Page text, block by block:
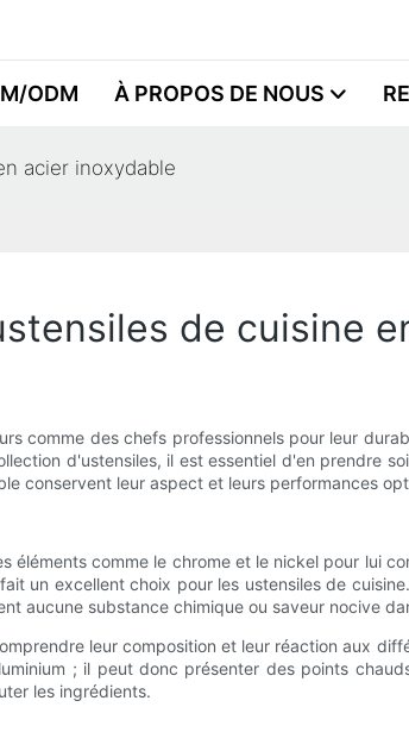
ODM À PROPOS DE NOUS
acier inoxydable
de cuisine
comme des chefs professionnels pour leur
d'ustensiles, il est essentiel d'en prendre
conservent leur aspect et leurs performances
comme le chrome et le nickel pour lui
un excellent choix pour les ustensiles de
aucune substance chimique ou saveur nocive
leur composition et leur réaction aux
; il peut donc présenter des points
les ingrédients.